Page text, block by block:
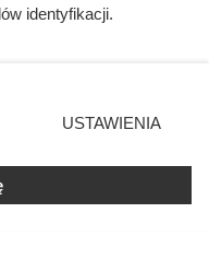
identyfikacji.
prywatności
strony. Niektóre
się takiemu
zastosowania tylko
USTAWIENIA